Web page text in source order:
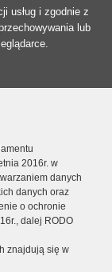
usług i zgodnie z
lub
2016r. w
danych
danych oraz
o ochronie
dalej RODO
znajdują się w